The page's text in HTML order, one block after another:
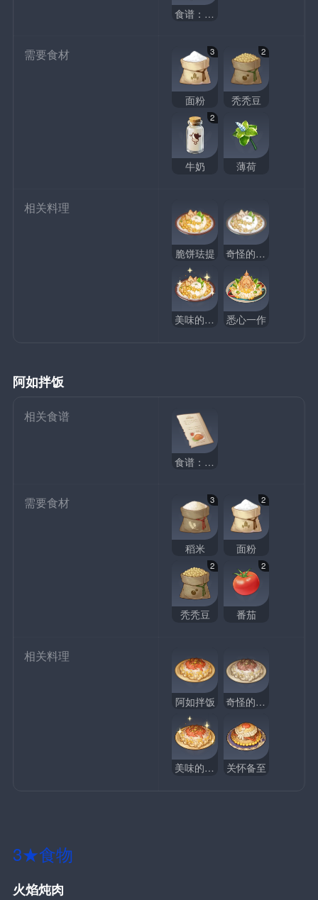
食谱：脆饼珐提
需要食材 3
面粉
2
秃秃豆
2
牛奶 薄荷
相关料理
脆饼珐提 奇怪的脆饼珐提
美味的脆饼珐提 悉心一作
阿如拌饭
相关食谱
食谱：阿如拌饭
需要食材 3
稻米
2
面粉
2
秃秃豆
2
番茄
相关料理
阿如拌饭 奇怪的阿如拌饭
美味的阿如拌饭 关怀备至
3★食物
火焰炖肉